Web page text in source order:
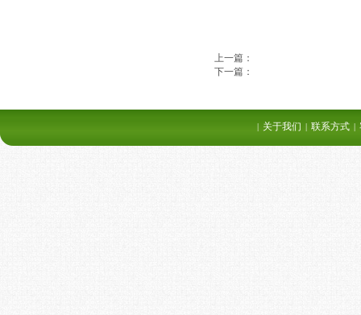
上一篇：
下一篇：
| 关于我们 | 联系方式 |